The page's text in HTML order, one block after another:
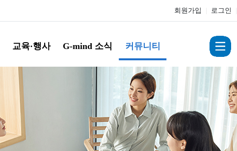
회원가입 로그인
교육·행사 G-mind 소식 커뮤니티